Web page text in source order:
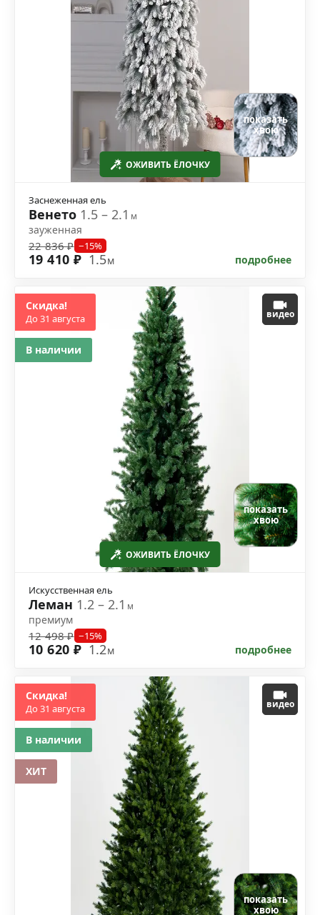
ОЖИВИТЬ ЁЛОЧКУ
показать
хвою
Заснеженная ель
Венето 1.5 – 2.1м
зауженная
22 836 ₽ −15%
19 410 ₽ 1.5м подробнее
ОЖИВИТЬ ЁЛОЧКУ
видео
показать
хвою
Искусственная ель
Леман 1.2 – 2.1м
премиум
12 498 ₽ −15%
10 620 ₽ 1.2м подробнее
Скидка!
До 31 августа
В наличии
видео
показать
хвою
Скидка!
До 31 августа
В наличии
ХИТ